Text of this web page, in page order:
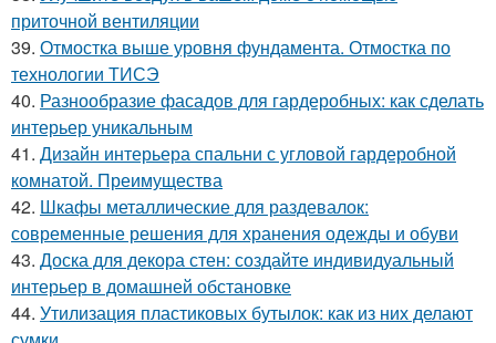
приточной вентиляции
39. Отмостка выше уровня фундамента. Отмостка по
технологии ТИСЭ
40. Разнообразие фасадов для гардеробных: как сделать
интерьер уникальным
41. Дизайн интерьера спальни с угловой гардеробной
комнатой. Преимущества
42. Шкафы металлические для раздевалок:
современные решения для хранения одежды и обуви
43. Доска для декора стен: создайте индивидуальный
интерьер в домашней обстановке
44. Утилизация пластиковых бутылок: как из них делают